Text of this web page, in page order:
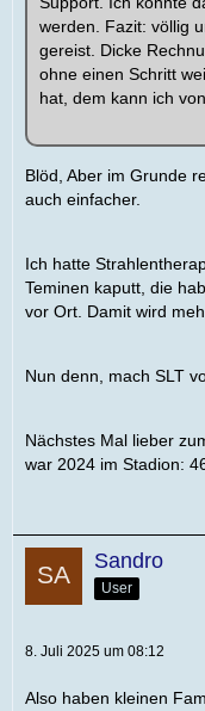
werden. Fazit: völlig
gereist. Dicke
ohne einen Schritt
hat, dem kann ich
Blöd, Aber im Grunde
auch einfacher.
Ich hatte
Teminen kaputt, die
vor Ort. Damit wird
Nun denn, mach SLT
Nächstes Mal lieber
war 2024 im Stadion:
Sandro
User
8. Juli 2025 um 08:12
Also haben kleinen